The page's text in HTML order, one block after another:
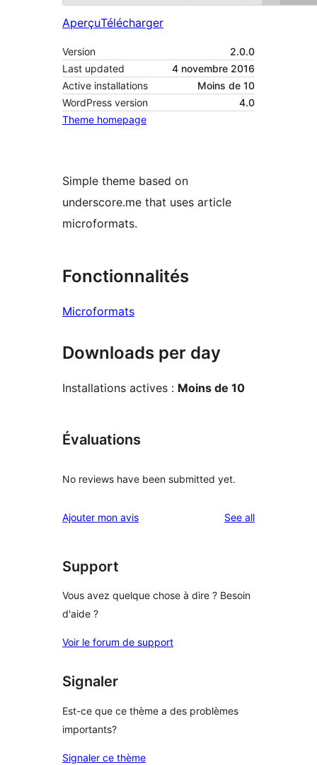
AperçuTélécharger
Version
2.0.0
Last updated
4 novembre 2016
Active installations
Moins de 10
WordPress version
4.0
Theme homepage
Simple theme based on
underscore.me that uses article
microformats.
Fonctionnalités
Microformats
Downloads per day
Installations actives : Moins de 10
Évaluations
No reviews have been submitted yet.
Ajouter mon avis See allreviews
Support
Vous avez quelque chose à dire ? Besoin
d'aide ?
Voir le forum de support
Signaler
Est-ce que ce thème a des problèmes
importants?
Signaler ce thème